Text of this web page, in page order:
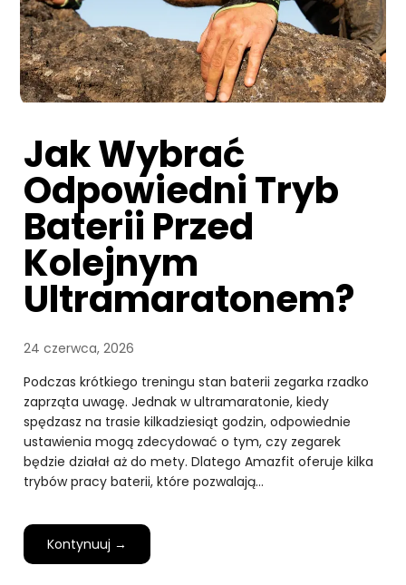
Jak Wybrać
Odpowiedni Tryb
Baterii Przed
Kolejnym
Ultramaratonem?
24 czerwca, 2026
Podczas krótkiego treningu stan baterii zegarka rzadko
zaprząta uwagę. Jednak w ultramaratonie, kiedy
spędzasz na trasie kilkadziesiąt godzin, odpowiednie
ustawienia mogą zdecydować o tym, czy zegarek
będzie działał aż do mety. Dlatego Amazfit oferuje kilka
trybów pracy baterii, które pozwalają…
Kontynuuj →